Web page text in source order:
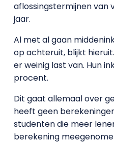
aflossingstermijnen van
jaar.
Al met al gaan
op achteruit, blijkt
er weinig last van. Hun
procent.
Dit gaat allemaal over
heeft geen
studenten die meer
berekening